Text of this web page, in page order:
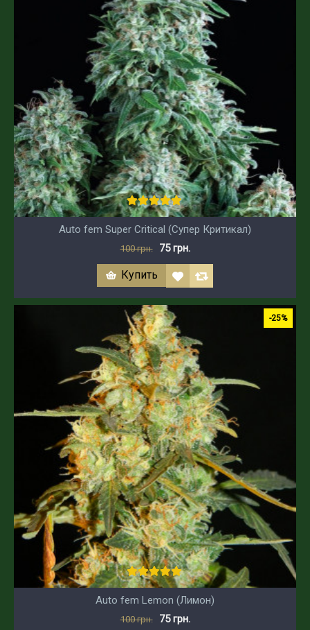
Auto fem Super Critical (Супер Критикал)
100 грн. 75 грн.
Купить
-25%
Auto fem Lemon (Лимон)
100 грн. 75 грн.